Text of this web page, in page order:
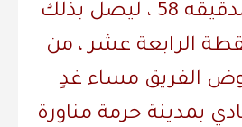
الغامدي عند الدقيقه 58 ، ليصل بذلك
الرابعة عشر ، ‏من
الفريق مساء غدٍ
بمدينة حرمة مناورة